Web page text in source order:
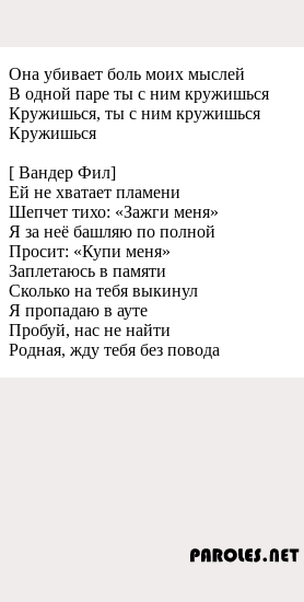
Она убивает боль моих мыслей
В одной паре ты с ним кружишься
Кружишься, ты с ним кружишься
Кружишься
[ Вандер Фил]
Ей не хватает пламени
Шепчет тихо: «Зажги меня»
Я за неё башляю по полной
Просит: «Купи меня»
Заплетаюсь в памяти
Сколько на тебя выкинул
Я пропадаю в ауте
Пробуй, нас не найти
Родная, жду тебя без повода